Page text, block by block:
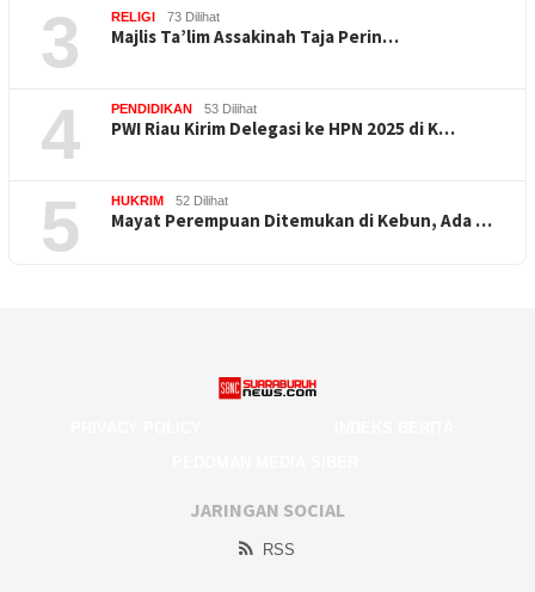
3 RELIGI 73 Dilihat
Majlis Ta’lim Assakinah Taja Perin…
4 PENDIDIKAN 53 Dilihat
PWI Riau Kirim Delegasi ke HPN 2025 di K…
5 HUKRIM 52 Dilihat
Mayat Perempuan Ditemukan di Kebun, Ada …
JARINGAN SOCIAL
RSS